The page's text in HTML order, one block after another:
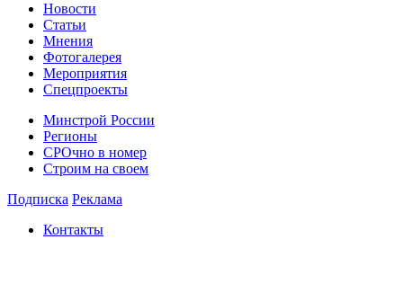
Новости
Статьи
Мнения
Фотогалерея
Мероприятия
Спецпроекты
Минстрой России
Регионы
СРОчно в номер
Строим на своем
Подписка Реклама
Контакты